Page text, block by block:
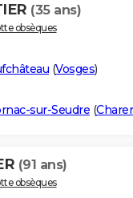
(35 ans)
obsèques
(Vosges)
sur-Seudre (
(91 ans)
obsèques